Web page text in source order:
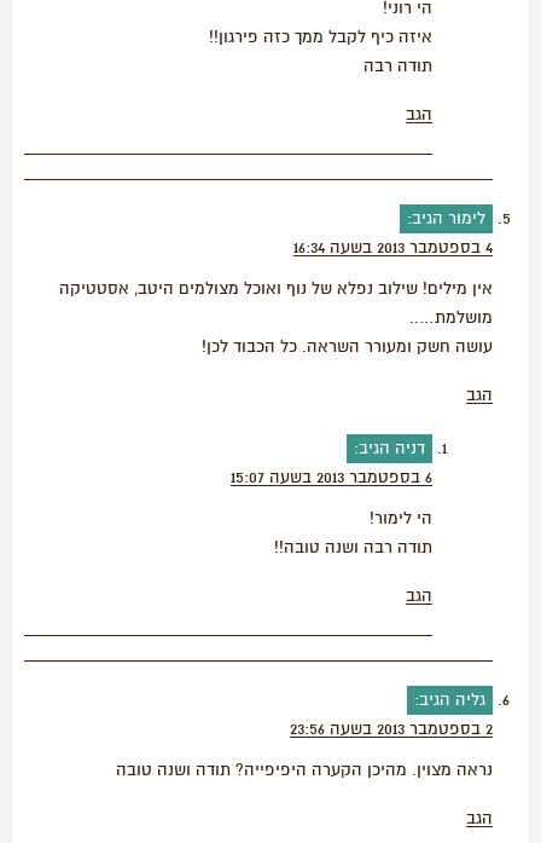
הי רוני!
איזה כיף לקבל ממך כזה פירגון!!
תודה רבה
הגב
לימור הגיב:
4 בספטמבר 2013 בשעה 16:34
אין מילים! שילוב נפלא של נוף ואוכל מצולמים היטב, אסטטיקה
מושלמת…..
עושה חשק ומעורר השראה. כל הכבוד לכן!
הגב
דניה הגיב:
6 בספטמבר 2013 בשעה 15:07
הי לימור!
תודה רבה ושנה טובה!!
הגב
גליה הגיב:
2 בספטמבר 2013 בשעה 23:56
נראה מצוין. מהיכן הקערה היפיפייה? תודה ושנה טובה
הגב